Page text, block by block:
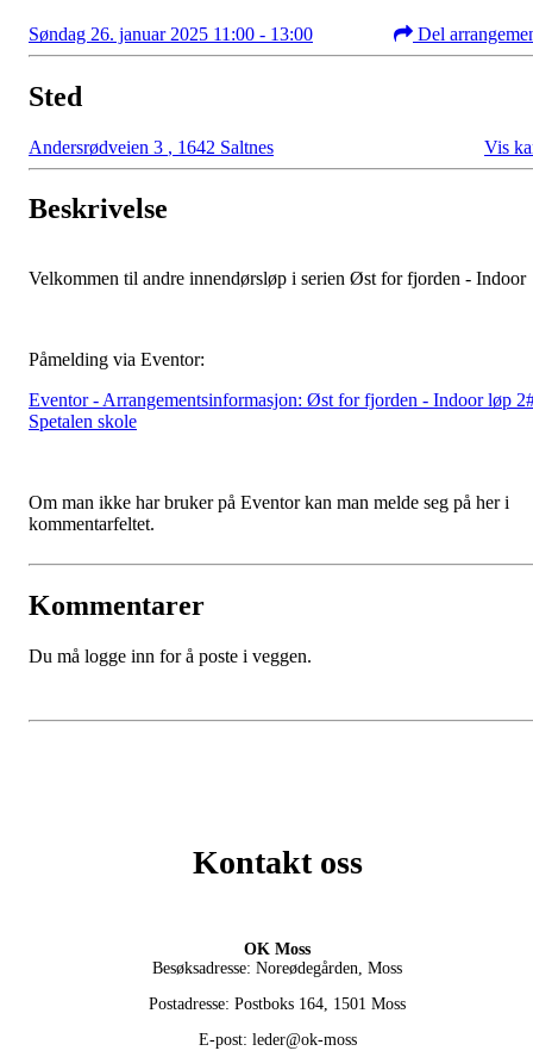
Søndag 26. januar 2025 11:00 - 13:00 Del
Sted
Andersrødveien 3 , 1642 Saltnes Vis
Beskrivelse
Velkommen til andre innendørsløp i serien Øst for fjorden - Indoor
Påmelding via Eventor:
Eventor - Arrangementsinformasjon: Øst for fjorden - Indoor løp
Spetalen skole
Om man ikke har bruker på Eventor kan man melde seg på her i
kommentarfeltet.
Kommentarer
Du må logge inn for å poste i veggen.
Kontakt oss
OK Moss
Besøksadresse: Noreødegården, Moss
Postadresse: Postboks 164, 1501 Moss
E-post: leder@ok-moss